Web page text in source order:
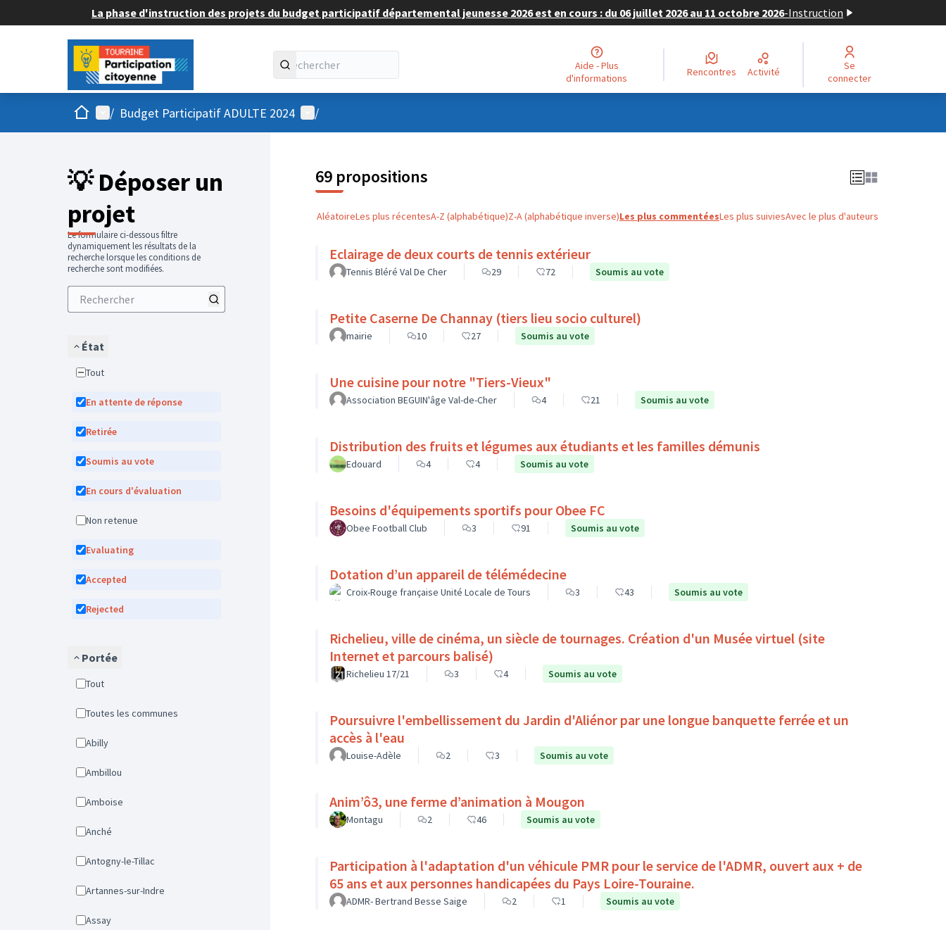
La phase d'instruction des projets du budget participatif départemental jeunesse 2026 est en cours : du 06 juillet 2026 au 11 octobre 2026-Instruction
Aide - Plus
d'informations
Rencontres Activité
Se
connecter
AccueilMenu principal
/ Budget Participatif ADULTE 2024 Menu utilisateur
/
💡 Déposer un
projet
Le formulaire ci-dessous filtre
dynamiquement les résultats de la
recherche lorsque les conditions de
recherche sont modifiées.
État
Tout
En attente de réponse
Retirée
Soumis au vote
En cours d'évaluation
Non retenue
Evaluating
Accepted
Rejected
Portée
Tout
Toutes les communes
Abilly
Ambillou
Amboise
Anché
Antogny-le-Tillac
Artannes-sur-Indre
Assay
69 propositions
AléatoireLes plus récentesA-Z (alphabétique)Z-A (alphabétique inverse)Les plus commentéesLes plus suiviesAvec le plus d'auteurs
Eclairage de deux courts de tennis extérieur
Tennis Bléré Val De Cher 29 72 Soumis au vote
Petite Caserne De Channay (tiers lieu socio culturel)
mairie 10 27 Soumis au vote
Une cuisine pour notre "Tiers-Vieux"
Association BEGUIN'âge Val-de-Cher 4 21 Soumis au vote
Distribution des fruits et légumes aux étudiants et les familles démunis
Edouard 4 4 Soumis au vote
Besoins d'équipements sportifs pour Obee FC
Obee Football Club 3 91 Soumis au vote
Dotation d’un appareil de télémédecine
Croix-Rouge française Unité Locale de Tours 3 43 Soumis au vote
Richelieu, ville de cinéma, un siècle de tournages. Création d'un Musée virtuel (site
Internet et parcours balisé)
Richelieu 17/21 3 4 Soumis au vote
Poursuivre l'embellissement du Jardin d'Aliénor par une longue banquette ferrée et un
accès à l'eau
Louise-Adèle 2 3 Soumis au vote
Anim’ô3, une ferme d’animation à Mougon
Montagu 2 46 Soumis au vote
Participation à l'adaptation d'un véhicule PMR pour le service de l'ADMR, ouvert aux + de
65 ans et aux personnes handicapées du Pays Loire-Touraine.
ADMR- Bertrand Besse Saige 2 1 Soumis au vote